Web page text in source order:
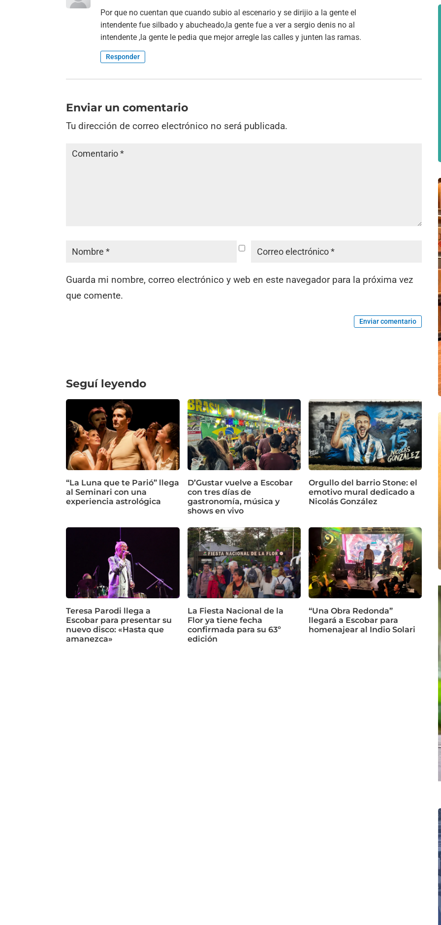
Por que no cuentan que cuando subio al escenario y se dirijio a la gente el
intendente fue silbado y abucheado,la gente fue a ver a sergio denis no al
intendente ,la gente le pedia que mejor arregle las calles y junten las ramas.
Responder
Enviar un comentario
Tu dirección de correo electrónico no será publicada.
Guarda mi nombre, correo electrónico y web en este navegador para la próxima vez
que comente.
Enviar comentario
Seguí leyendo
“La Luna que te Parió” llega
al Seminari con una
experiencia astrológica
D’Gustar vuelve a Escobar
con tres días de
gastronomía, música y
shows en vivo
Orgullo del barrio Stone: el
emotivo mural dedicado a
Nicolás González
Teresa Parodi llega a
Escobar para presentar su
nuevo disco: «Hasta que
amanezca»
La Fiesta Nacional de la
Flor ya tiene fecha
confirmada para su 63º
edición
“Una Obra Redonda”
llegará a Escobar para
homenajear al Indio Solari